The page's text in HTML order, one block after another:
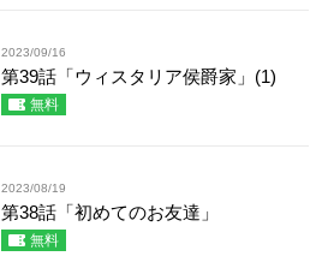
2023/09/16
第39話「ウィスタリア侯爵家」(1)
無料
2023/08/19
第38話「初めてのお友達」
無料